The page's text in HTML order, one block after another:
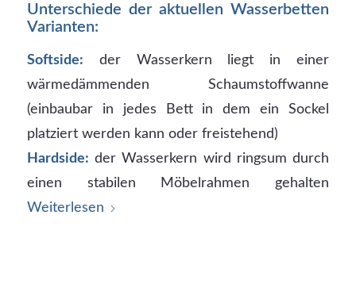
Unterschiede der aktuellen Wasserbetten
Varianten:
Softside: der Wasserkern liegt in einer
wärmedämmenden Schaumstoffwanne
(einbaubar in jedes Bett in dem ein Sockel
platziert werden kann oder freistehend)
Hardside: der Wasserkern wird ringsum durch
einen stabilen Möbelrahmen gehalten
Weiterlesen